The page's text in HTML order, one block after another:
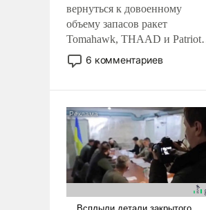
вернуться к довоенному
объему запасов ракет
Tomahawk, THAAD и Patriot
США потребуется более трех
лет. Даже небольшая война с
Сложившаяся ситуация
означает многолетний период
уязвимости США, например,
перед Китаем.
6 комментариев